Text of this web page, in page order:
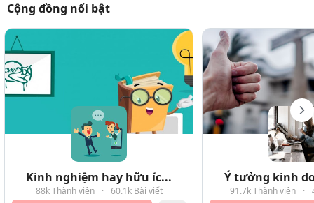
Cộng đồng nổi bật
Kinh nghiệm hay hữu íc...
88k Thành viên · 60.1k Bài viết
Ý tưởng kinh
91.7k Thành viên ·